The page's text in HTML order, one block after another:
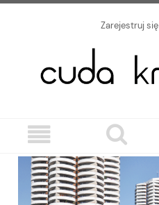
Zarejestruj się